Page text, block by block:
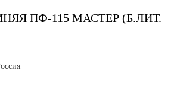
ПФ-115 МАСТЕР (Б.ЛИТ.